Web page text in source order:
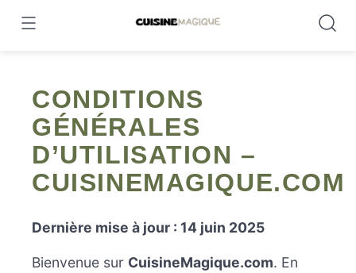
CONDITIONS
GÉNÉRALES
D’UTILISATION –
CUISINEMAGIQUE.COM
Dernière mise à jour : 14 juin 2025
Bienvenue sur CuisineMagique.com. En